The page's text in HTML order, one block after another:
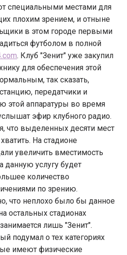
специальными местами для
плохим зрением, и отныне
в этом городе первыми
футболом в полной
. Клуб "Зенит" уже закупил
для обеспечения этой
так сказать,
передатчики и
этой аппаратуры во время
эфир клубного радио.
что выделенных десяти мест
На стадионе
увеличить вместимость
данную услугу будет
количество
по зрению.
что неплохо было бы данное
остальных стадионах
лишь "Зенит".
подумал о тех категориях
имеют физические